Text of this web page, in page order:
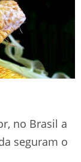
no Brasil a
seguram o